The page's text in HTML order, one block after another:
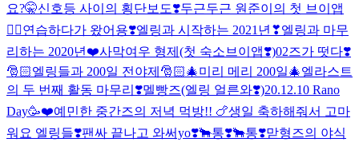
요?🤫신호등 사이의 횡단보도❣️두근두근 원준이의 첫 브이앱
✌🏻연습하다가 왔어용❣️엘링과 시작하는 2021년❣엘링과 마무
리하는 2020년❤️사막여우 형제(첫 숙소브이앱❣️)02즈가 떳다❣️
🎅🏻엘링들과 200일 전야제🎅🏻🎄미리 메리 200일🎄엘라스트
의 두 번째 활동 마무리❣️멜빵즈(엘링 얼른와❣️)20.12.10 Rano
Day🥳❤️예민한 중간즈의 저녁 먹방!! 🍗생일 축하해줘서 고마
워요 엘링들❣️팬싸 끝나고 와써yo❣️🐂통❣️🐂통❣️맏형즈의 야식